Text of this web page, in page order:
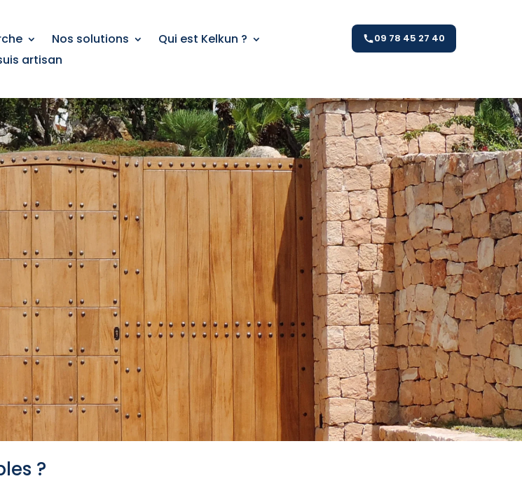
Nos solutions
Qui est Kelkun ?
artisan
09 78 45 27 40
?